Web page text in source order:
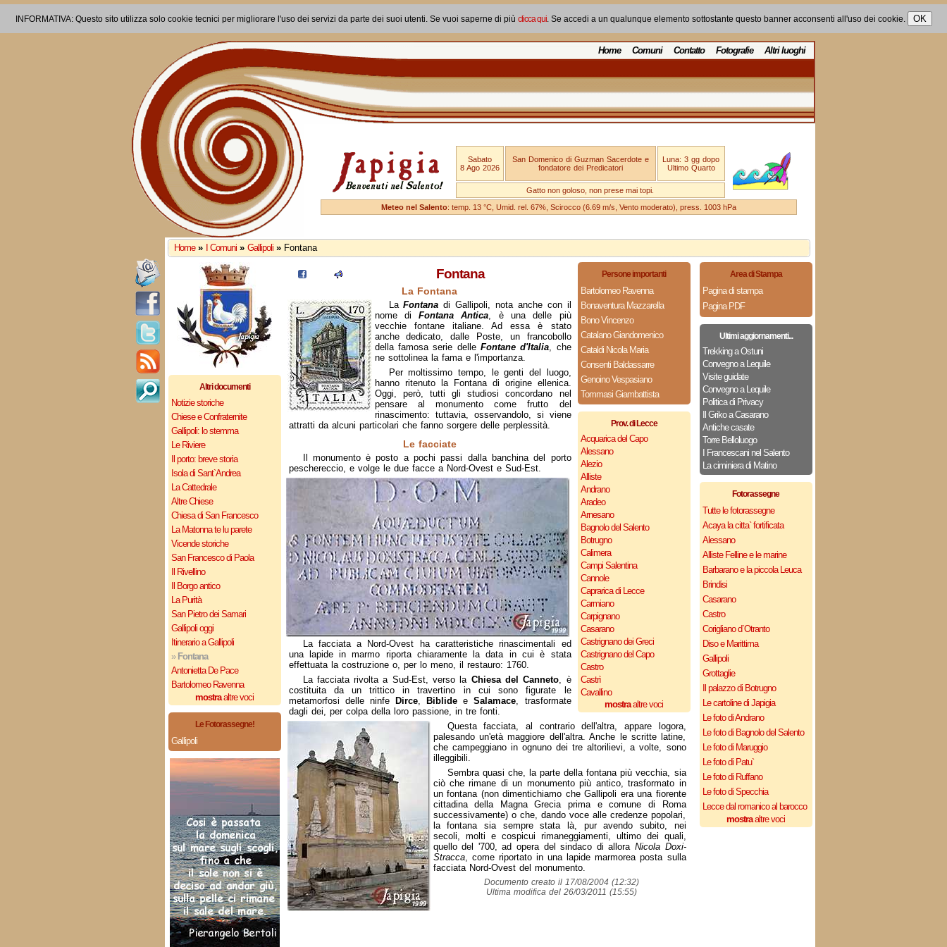
INFORMATIVA: Questo sito utilizza solo cookie tecnici per migliorare l'uso dei servizi da parte dei suoi utenti. Se vuoi saperne di più clicca qui. Se accedi a un qualunque elemento sottostante questo banner acconsenti all'uso dei cookie.
Home Comuni Contatto Fotografie Altri luoghi
Sabato
8 Ago 2026
San Domenico di Guzman Sacerdote e
fondatore dei Predicatori
Luna: 3 gg dopo
Ultimo Quarto
Gatto non goloso, non prese mai topi.
Meteo nel Salento: temp. 13 °C, Umid. rel. 67%, Scirocco (6.69 m/s, Vento moderato), press. 1003 hPa
Home » I Comuni » Gallipoli » Fontana
Altri documenti
Notizie storiche
Chiese e Confraternite
Gallipoli: lo stemma
Le Riviere
Il porto: breve storia
Isola di Sant`Andrea
La Cattedrale
Altre Chiese
Chiesa di San Francesco
La Matonna te lu parete
Vicende storiche
San Francesco di Paola
Il Rivellino
Il Borgo antico
La Purità
San Pietro dei Samari
Gallipoli oggi
Itinerario a Gallipoli
» Fontana
Antonietta De Pace
Bartolomeo Ravenna
mostraaltre voci
Le Fotorassegne!
Gallipoli
Persone importanti
Bartolomeo Ravenna
Bonaventura Mazzarella
Bono Vincenzo
Catalano Giandomenico
Cataldi Nicola Maria
Consenti Baldassarre
Genoino Vespasiano
Tommasi Giambattista
Prov. di Lecce
Acquarica del Capo
Alessano
Alezio
Alliste
Andrano
Aradeo
Arnesano
Bagnolo del Salento
Botrugno
Calimera
Campi Salentina
Cannole
Caprarica di Lecce
Carmiano
Carpignano
Casarano
Castrignano dei Greci
Castrignano del Capo
Castro
Castrì
Cavallino
mostraaltre voci
Fontana
La Fontana
LaFontana di Gallipoli, nota anche con il
nome diFontana Antica, è una delle più
vecchie fontane italiane. Ad essa è stato
anche dedicato, dalle Poste, un francobollo
della famosa serie delle Fontane d'Italia, che
ne sottolinea la fama e l'importanza.
Per moltissimo tempo, le genti del luogo,
hanno ritenuto la Fontana di origine ellenica.
Oggi, però, tutti gli studiosi concordano nel
pensare al monumento come frutto del
rinascimento: tuttavia, osservandolo, si viene
attratti da alcuni particolari che fanno sorgere delle perplessità.
Le facciate
Il monumento è posto a pochi passi dalla banchina del porto
peschereccio, e volge le due facce a Nord-Ovest e Sud-Est.
La facciata a Nord-Ovest ha caratteristiche rinascimentali ed
una lapide in marmo riporta chiaramente la data in cui è stata
effettuata la costruzione o, per lo meno, il restauro: 1760.
La facciata rivolta a Sud-Est, verso la Chiesa del Canneto, è
costituita da un trittico in travertino in cui sono figurate le
metamorfosi delle ninfe
Dirce, Biblide eSalamace, trasformate
dagli dei, per colpa della loro passione, in tre fonti.
Questa facciata, al contrario dell'altra, appare logora,
palesando un'età maggiore dell'altra. Anche le scritte latine,
che campeggiano in ognuno dei tre altorilievi, a volte, sono
illeggibili.
Sembra quasi che, la parte della fontana più vecchia, sia
ciò che rimane di un monumento più antico, trasformato in
un fontana (non dimentichiamo che Gallipoli era una fiorente
cittadina della Magna Grecia prima e comune di Roma
successivamente) o che, dando voce alle credenze popolari,
la fontana sia sempre stata là, pur avendo subito, nei
secoli, molti e cospicui rimaneggiamenti, ultimo dei quali,
quello del '700, ad opera del sindaco di allora Nicola Doxi-
Stracca, come riportato in una lapide marmorea posta sulla
facciata Nord-Ovest del monumento.
Documento creato il 17/08/2004 (12:32)
Ultima modifica del 26/03/2011 (15:55)
Area di Stampa
Pagina di stampa
Pagina PDF
Ultimi aggiornamenti...
Trekking a Ostuni
Convegno a Lequile
Visite guidate
Convegno a Lequile
Politica di Privacy
Il Griko a Casarano
Antiche casate
Torre Belloluogo
I Francescani nel Salento
La ciminiera di Matino
Fotorassegne
Tutte le fotorassegne
Acaya la citta` fortificata
Alessano
Alliste Felline e le marine
Barbarano e la piccola Leuca
Brindisi
Casarano
Castro
Corigliano d`Otranto
Diso e Marittima
Gallipoli
Grottaglie
Il palazzo di Botrugno
Le cartoline di Japigia
Le foto di Andrano
Le foto di Bagnolo del Salento
Le foto di Maruggio
Le foto di Patu`
Le foto di Ruffano
Le foto di Specchia
Lecce dal romanico al barocco
mostraaltre voci